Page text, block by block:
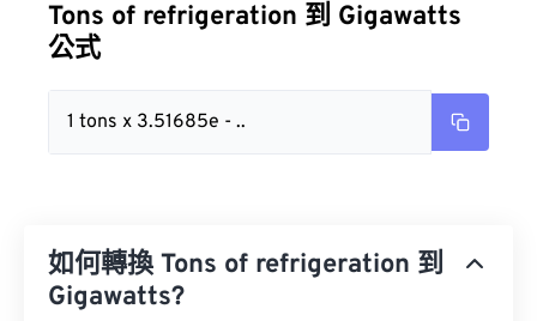
Tons of refrigeration 到 Gigawatts
公式
1 tons x 3.51685e - ..
如何轉換 Tons of refrigeration 到
Gigawatts?